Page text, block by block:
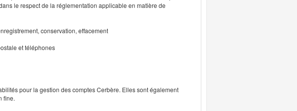
le respect de la réglementation applicable en matière de
conservation, effacement
et téléphones
pour la gestion des comptes Cerbère. Elles sont également
fine.